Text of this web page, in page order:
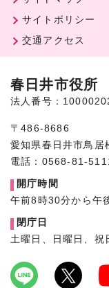
サイトポリシー
交通アクセス
春日井市役所
法人番号：
〒486-8686
愛知県春日井市鳥居
電話：0568-81-
開庁時間
午前8時30分から午
閉庁日
土曜日、日曜日、祝